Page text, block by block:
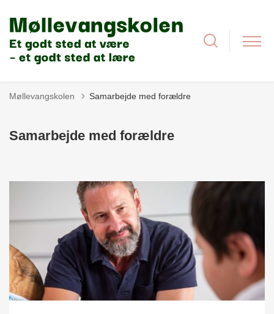
Møllevangskolen Samarbejde med forældre
Samarbejde med forældre